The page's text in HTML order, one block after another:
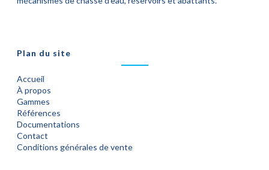
Plan du site
Accueil
À propos
Gammes
Références
Documentations
Contact
Conditions générales de vente